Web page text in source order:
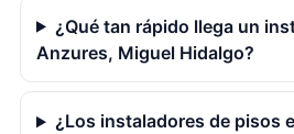
¿Qué tan rápido llega un
Anzures, Miguel Hidalgo?
¿Los instaladores de pisos